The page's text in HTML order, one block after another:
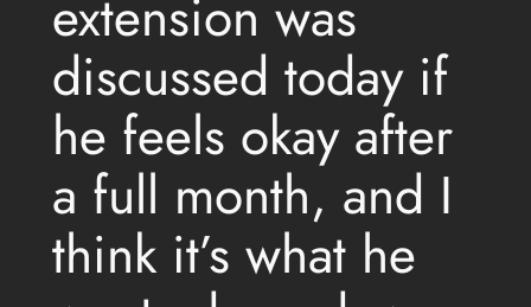
extension was
discussed today if
he feels okay after
a full month, and I
think it’s what he